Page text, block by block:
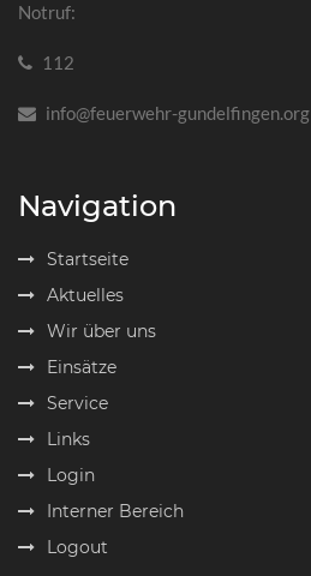
Notruf:
112
info@feuerwehr-gundelfingen.org
Navigation
Startseite
Aktuelles
Wir über uns
Einsätze
Service
Links
Login
Interner Bereich
Logout